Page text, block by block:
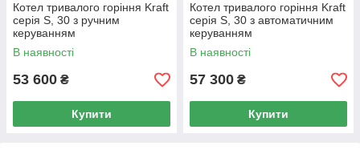
Котел тривалого горіння Kraft
серія S, 30 з ручним
керуванням
В наявності
53 600 ₴
Купити
Котел тривалого горіння Kraft
серія S, 30 з автоматичним
керуванням
В наявності
57 300 ₴
Купити